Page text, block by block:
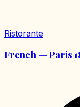
Ristorante
French — Paris